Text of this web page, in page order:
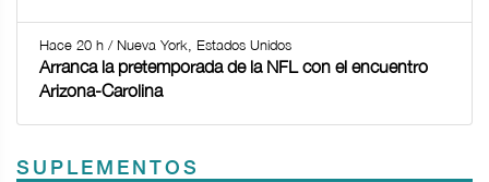
Hace 20 h / Nueva York, Estados Unidos
Arranca la pretemporada de la NFL con el encuentro
Arizona-Carolina
SUPLEMENTOS